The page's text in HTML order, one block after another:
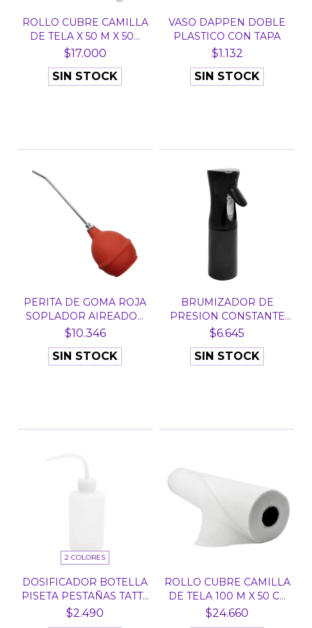
ROLLO CUBRE CAMILLA
DE TELA X 50 M X 50...
$17.000
SIN STOCK
VASO DAPPEN DOBLE
PLASTICO CON TAPA
$1.132
SIN STOCK
PERITA DE GOMA ROJA
SOPLADOR AIREADOR
CO...
$10.346
SIN STOCK
BRUMIZADOR DE
PRESION CONSTANTE
NEGRO X...
$6.645
SIN STOCK
2 COLORES
DOSIFICADOR BOTELLA
PISETA PESTAÑAS TATT...
$2.490
ROLLO CUBRE CAMILLA
DE TELA 100 M X 50 C...
$24.660